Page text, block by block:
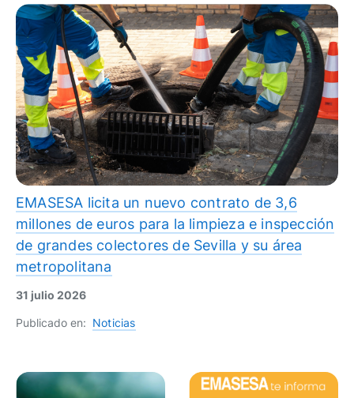
EMASESA licita un nuevo contrato de 3,6
millones de euros para la limpieza e inspección
de grandes colectores de Sevilla y su área
metropolitana
31 julio 2026
Publicado en: Noticias